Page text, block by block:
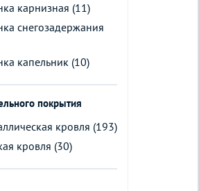
карнизная (11)
снегозадержания
капельник (10)
покрытия
кровля (193)
кровля (30)